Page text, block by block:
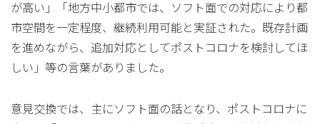
が高い」「地方中小都市では、ソフト面での対応により都
市空間を一定程度、継続利用可能と実証された。既存計画
を進めながら、追加対応としてポストコロナを検討してほ
しい」等の言葉がありました。
意見交換では、主にソフト面の話となり、ポストコロナに